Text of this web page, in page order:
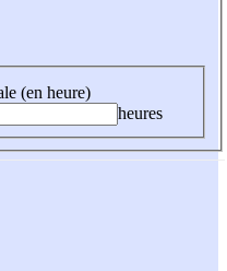
(en heure)
heures